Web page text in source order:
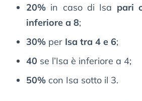
20% in caso di Isa pari
inferiore a 8;
30% per Isa tra 4 e 6;
40 se l’Isa è inferiore a 4;
50% con Isa sotto il 3.